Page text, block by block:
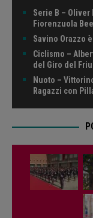
Serie B –
Fiorenzuola
Savino Orazzo
Ciclismo –
del Giro del
Nuoto –
Ragazzi con